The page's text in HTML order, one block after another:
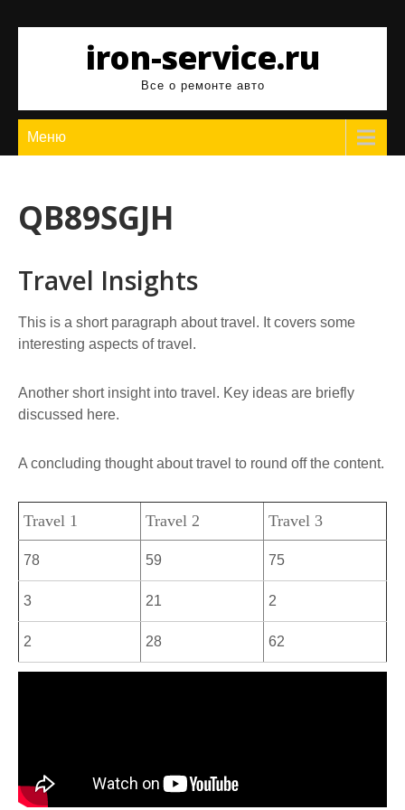
содержимомуiron-service.ru
Все о ремонте авто
Меню
QB89SGJH
Travel Insights
This is a short paragraph about travel. It covers some
interesting aspects of travel.
Another short insight into travel. Key ideas are briefly
discussed here.
A concluding thought about travel to round off the content.
Travel 1 Travel 2 Travel 3
78 59 75
3 21 2
2 28 62